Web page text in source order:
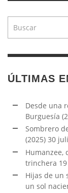
ÚLTIMAS
Desde una
Burguesía
Sombrero
(2025) 30
Humanzee,
trinchera
Hijas de un
un sol